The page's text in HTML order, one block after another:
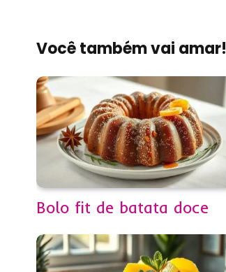
Você também vai amar!
Bolo fit de batata doce